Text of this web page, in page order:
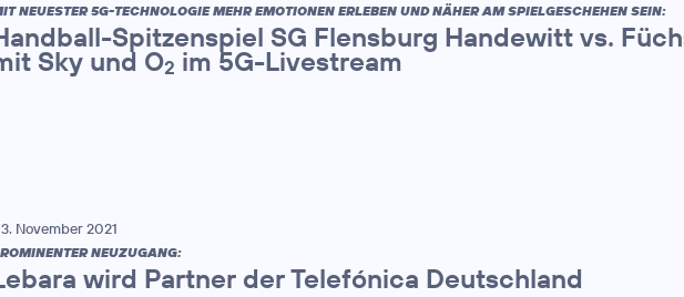
NEUESTER 5G-TECHNOLOGIE MEHR EMOTIONEN ERLEBEN UND NÄHER AM SPIELGESCHEHEN SEIN:
Spitzenspiel SG Flensburg Handewitt vs.
Sky und O2 im 5G-Livestream
November 2021
NEUZUGANG:
wird Partner der Telefónica Deutschland